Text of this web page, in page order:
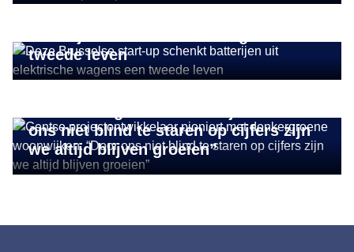
tweede leven
DUURZAAM ONDERNEMEN
ons niet blind te staren op cijfers zijn
we altijd blijven groeien”